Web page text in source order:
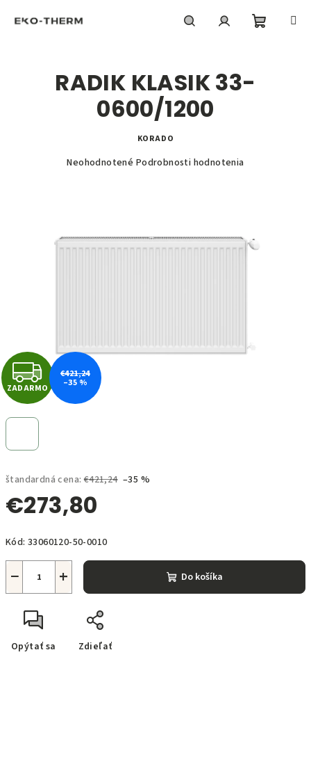
štandardná cena: €421,24 –35 %
€273,80
cena:
Kód: 33060120-50-0010
+
− Do košíka
Opýtať sa Zdieľať
RADIK KLASIK 33-
0600/1200
KORADO
Priemerné
5
Neohodnotené Podrobnosti hodnotenia
Z
A
R
M
O
ZADARMO
€421,24
–35 %